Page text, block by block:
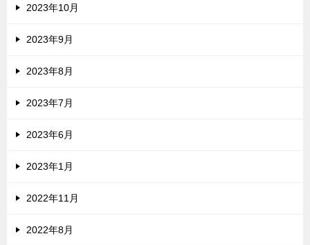
2023年10月
2023年9月
2023年8月
2023年7月
2023年6月
2023年1月
2022年11月
2022年8月